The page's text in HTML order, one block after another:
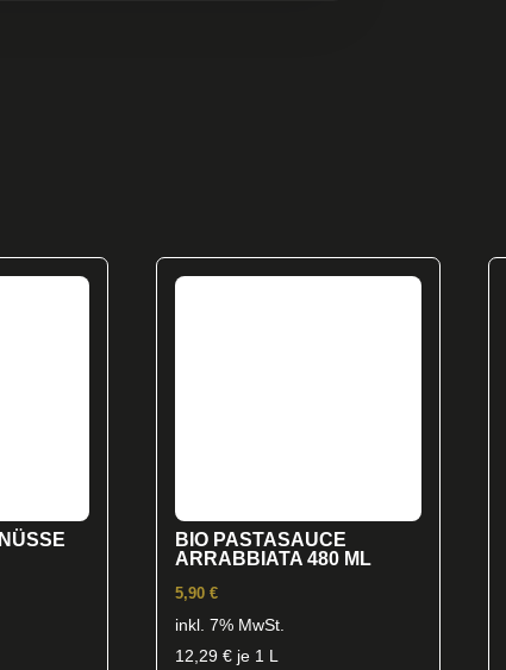
BIO PASTASAUCE
ARRABBIATA 480 ML
5,90€
inkl. 7% MwSt.
12,29€ je 1 L